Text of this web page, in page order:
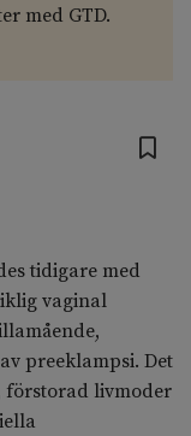
med GTD.
tidigare med
vaginal
preeklampsi. Det
förstorad livmoder